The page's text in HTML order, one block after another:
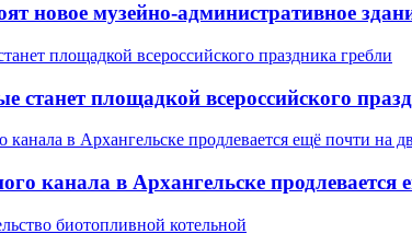
новое музейно-административное
станет площадкой всероссийского
канала в Архангельске продлевается